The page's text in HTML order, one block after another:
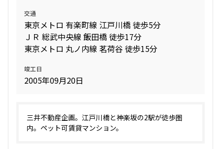
交通
東京メトロ 有楽町線 江戸川橋 徒歩5分
ＪＲ 総武中央線 飯田橋 徒歩17分
東京メトロ 丸ノ内線 茗荷谷 徒歩15分
竣工日
2005年09月20日
三井不動産企画。江戸川橋と神楽坂の2駅が徒歩圏
内。ペット可賃貸マンション。